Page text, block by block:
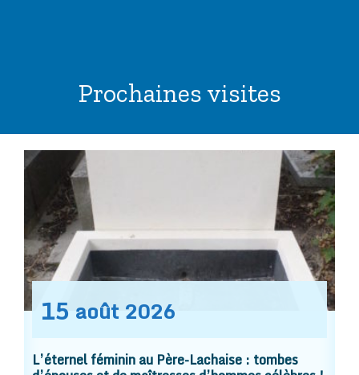
Prochaines visites
15 août 2026
L’éternel féminin au Père-Lachaise : tombes